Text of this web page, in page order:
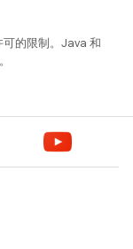
的限制。Java 和